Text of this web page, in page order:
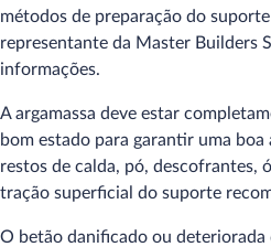
métodos de preparação do
representante da Master Builders
informações.
A argamassa deve estar
bom estado para garantir uma
restos de calda, pó, descofrantes,
tração superficial do suporte
O betão danificado ou deteriorada